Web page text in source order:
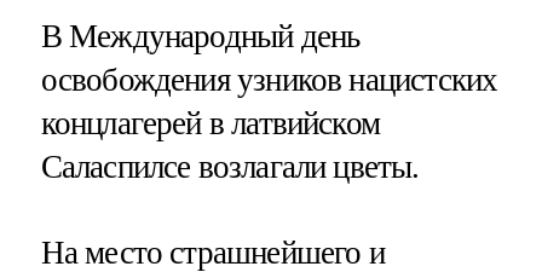
В Международный день
освобождения узников нацистских
концлагерей в латвийском
Саласпилсе возлагали цветы.
На место страшнейшего и